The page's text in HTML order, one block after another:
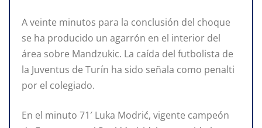
A veinte minutos para la conclusión del choque
se ha producido un agarrón en el interior del
área sobre Mandzukic. La caída del futbolista de
la Juventus de Turín ha sido señala como penalti
por el colegiado.
En el minuto 71′ Luka Modrić, vigente campeón